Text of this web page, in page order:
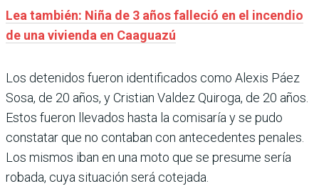
Lea también: Niña de 3 años falleció en el incendio
de una vivienda en Caaguazú
Los detenidos fueron identificados como Alexis Páez
Sosa, de 20 años, y Cristian Valdez Quiroga, de 20 años.
Estos fueron llevados hasta la comisaría y se pudo
constatar que no contaban con antecedentes penales.
Los mismos iban en una moto que se presume sería
robada, cuya situación será cotejada.